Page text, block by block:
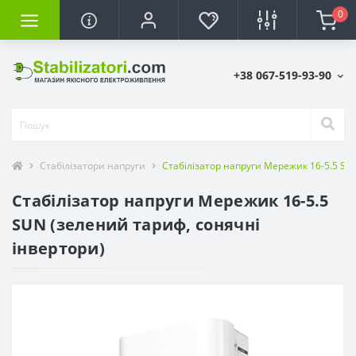
0
+38 067-519-93-90
Стабілізатори напруги Стабілізатор напруги Мережик 16-5.5
Стабілізатор напруги Мережик 16-5.5
SUN (зелений тариф, сонячні
інвертори)